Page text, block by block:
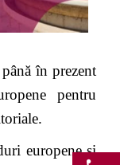
în prezent
pentru
europene și